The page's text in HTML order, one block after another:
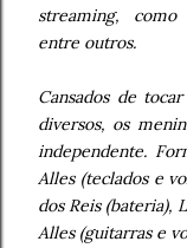
streaming, como
entre outros.
Cansados de
diversos, os
independente.
Alles (teclados e
dos Reis (bateria),
Alles (guitarras e